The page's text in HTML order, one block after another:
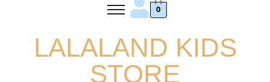
0
LALALAND KIDS
STORE